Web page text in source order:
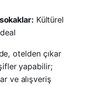
Kültürel
otelden çıkar
yapabilir;
ve alışveriş